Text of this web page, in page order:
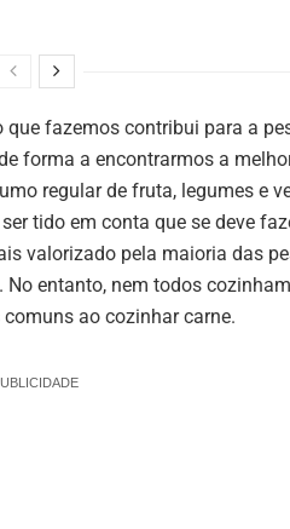
fazemos contribui para a
forma a encontrarmos a
regular de fruta, legumes e
tido em conta que se deve
valorizado pela maioria das
entanto, nem todos
ao cozinhar carne.